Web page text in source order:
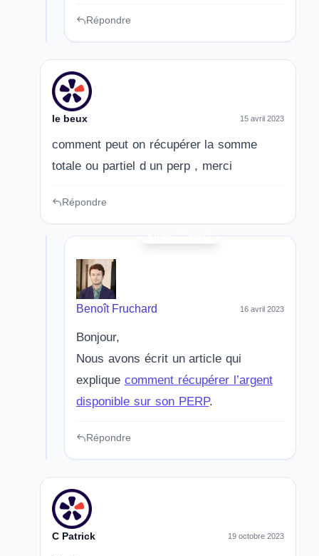
Répondre
le beux 15 avril 2023
comment peut on récupérer la somme
totale ou partiel d un perp , merci
Répondre
Benoît Fruchard 16 avril 2023
Bonjour,
Nous avons écrit un article qui
explique comment récupérer l’argent
disponible sur son PERP.
Répondre
C Patrick 19 octobre 2023